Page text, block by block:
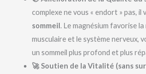
complexe ne vous « endort » pas, il
sommeil. Le magnésium favorise
musculaire et le système nerveux,
un sommeil plus profond et plus
🚀 Soutien de la Vitalité (sans